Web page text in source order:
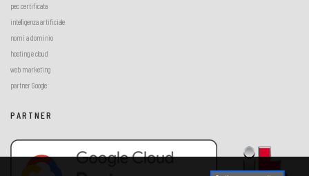
pec certificata
intelligenza artificiale
nomi a dominio
hosting e cloud
web marketing
partner Google
PARTNER